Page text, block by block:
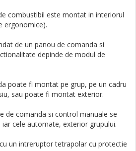
combustibil este montat in interiorul
ergonomice).
de un panou de comanda si
depinde de modul de
poate fi montat pe grup, pe un cadru
sau poate fi montat exterior.
de comanda si control manuale se
cele automate, exterior grupului.
un intreruptor tetrapolar cu protectie